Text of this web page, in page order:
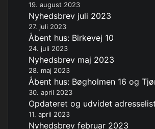
19. august 2023
Nyhedsbrev juli 2023
27. juli 2023
Åbent hus: Birkevej 10
24. juli 2023
Nyhedsbrev maj 2023
28. maj 2023
Åbent hus: Bøgholmen 16 og
30. april 2023
Opdateret og udvidet
11. april 2023
Nyhedsbrev februar 2023